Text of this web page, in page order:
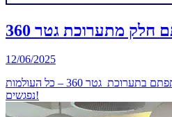
12/06/2025
רצינו להגיד תודה! תודה שהשתתפתם בתערוכת גטר 360 – כל העולמות
נפגשים!